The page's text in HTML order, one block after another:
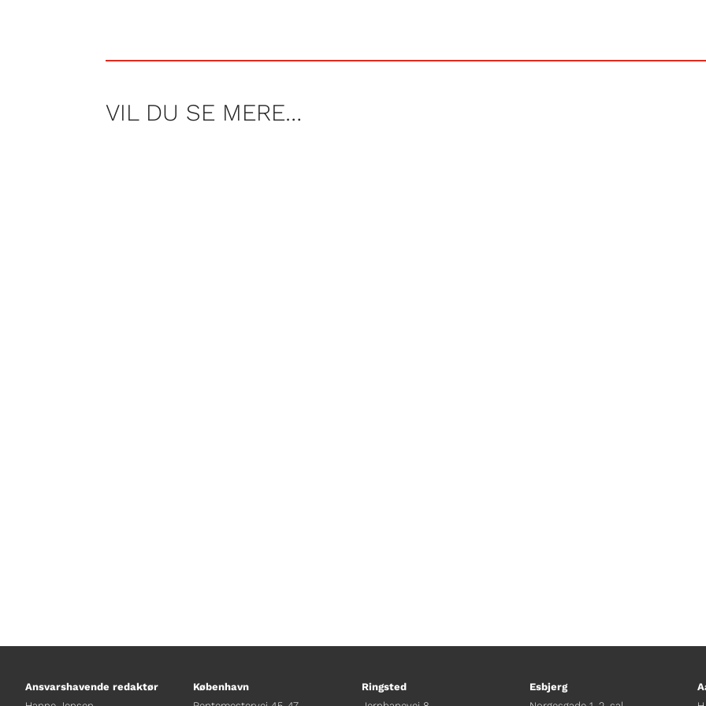
VIL DU SE MERE…
Ansvarshavende redaktør
København
Ringsted
Esbjerg